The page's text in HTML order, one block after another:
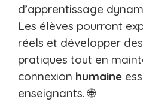
d’apprentissage
Les élèves pourront
réels et développer des
pratiques tout en
connexion humaine
enseignants. 🌐